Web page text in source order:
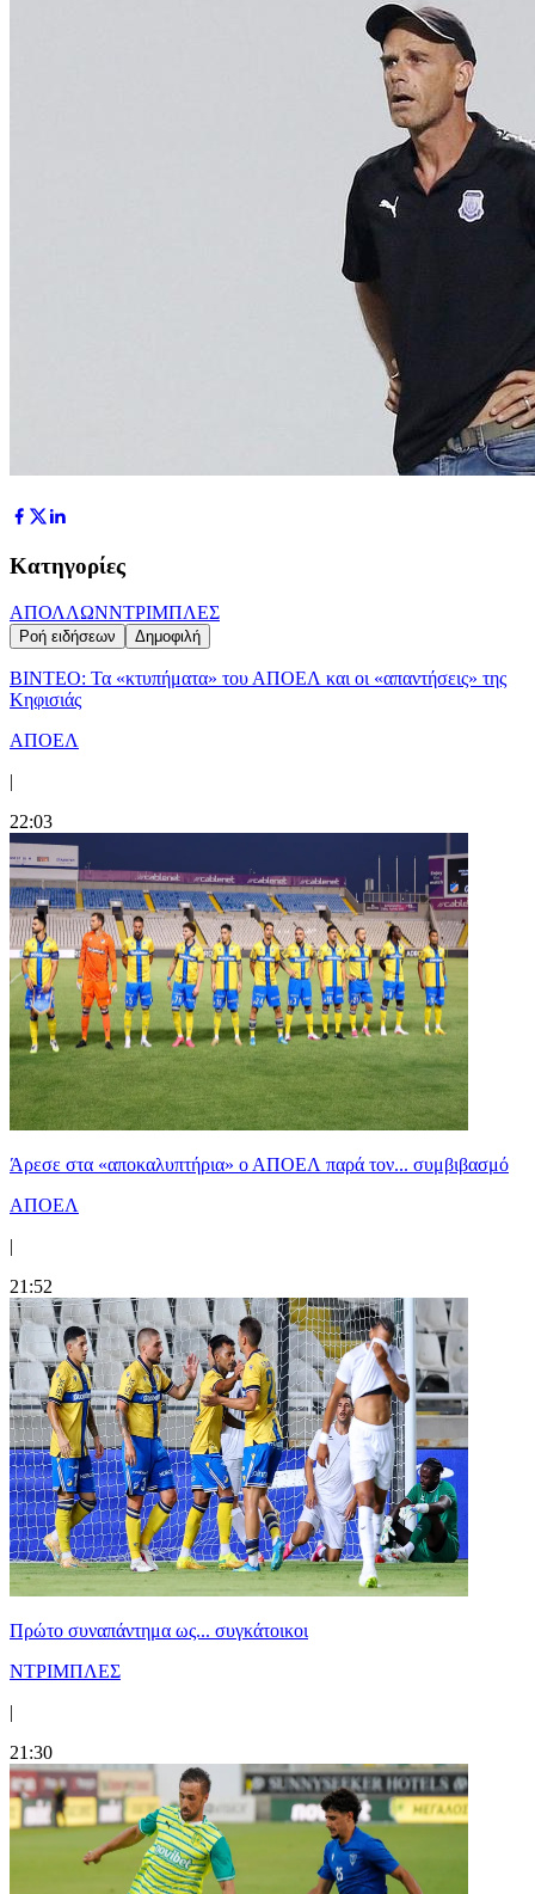
Κατηγορίες
ΑΠΟΛΛΩΝΝΤΡΙΜΠΛΕΣ
Ροή ειδήσεων Δημοφιλή
ΒΙΝΤΕΟ: Τα «κτυπήματα» του ΑΠΟΕΛ και οι «απαντήσεις» της
Κηφισιάς
ΑΠΟΕΛ
|
22:03
Άρεσε στα «αποκαλυπτήρια» ο ΑΠΟΕΛ παρά τον... συμβιβασμό
ΑΠΟΕΛ
|
21:52
Πρώτο συναπάντημα ως... συγκάτοικοι
ΝΤΡΙΜΠΛΕΣ
|
21:30